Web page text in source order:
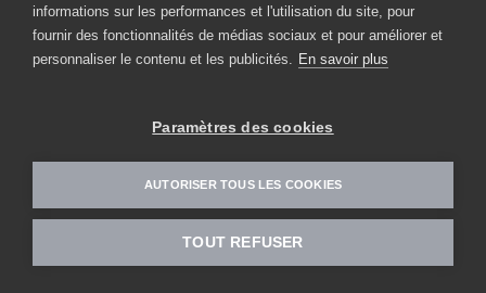
informations sur les performances et l'utilisation du site, pour
fournir des fonctionnalités de médias sociaux et pour améliorer et
personnaliser le contenu et les publicités. En savoir plus
Paramètres des cookies
AUTORISER TOUS LES COOKIES
TOUT REFUSER